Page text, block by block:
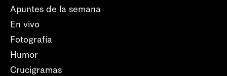
Apuntes de la semana
En vivo
Fotografía
Humor
Crucigramas